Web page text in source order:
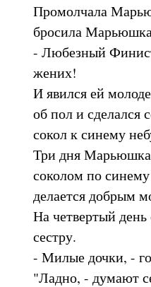
Промолчала
бросила
- Любезный
жених!
И явился ей
об пол и
сокол к синему
Три дня Марьюшка
соколом по
делается добрым
На четвертый
сестру.
- Милые дочки, -
"Ладно, - думают